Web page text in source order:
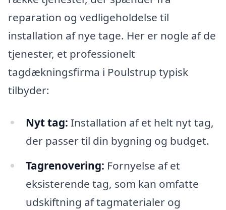
reparation og vedligeholdelse til
installation af nye tage. Her er nogle af de
tjenester, et professionelt
tagdækningsfirma i Poulstrup typisk
tilbyder:
Nyt tag: Installation af et helt nyt tag,
der passer til din bygning og budget.
Tagrenovering: Fornyelse af et
eksisterende tag, som kan omfatte
udskiftning af tagmaterialer og